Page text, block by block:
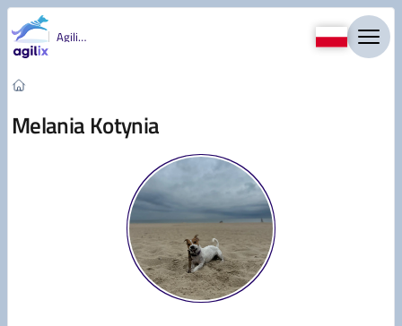
Przejdź do treści
Agility
Melania Kotynia